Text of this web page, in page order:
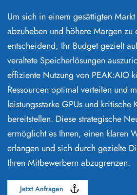
Um sich in einem gesättigten
abzuheben und höhere Margen zu
entscheidend, Ihr Budget gezielt
veraltete Speicherlösungen
effiziente Nutzung von PEAK:AIO
Ressourcen optimal verteilen und
leistungsstarke GPUs und kritische
bereitstellen. Diese strategische
ermöglicht es Ihnen, einen klaren
erlangen und sich durch gezielte
Ihren Mitbewerbern abzugrenzen.
Jetzt Anfragen